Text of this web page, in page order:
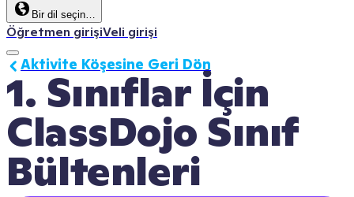
Bir dil seçin…
Öğretmen girişiVeli girişi
1. Sınıflar İçin
ClassDojo Sınıf
Bültenleri
Aktivite Köşesine Geri Dön